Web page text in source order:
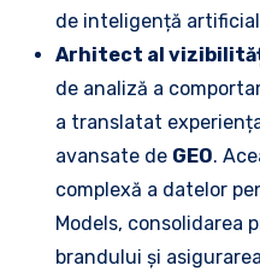
de inteligență
Arhitect al
de analiză a
a translatat
avansate de GEO.
complexă a datelor
Models, consolidarea
brandului și